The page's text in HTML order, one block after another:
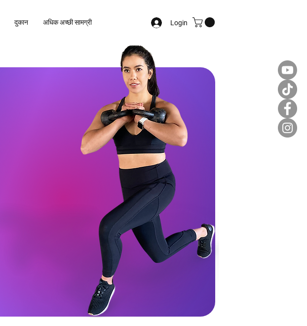
दुकान अधिक अच्छी सामग्री Login